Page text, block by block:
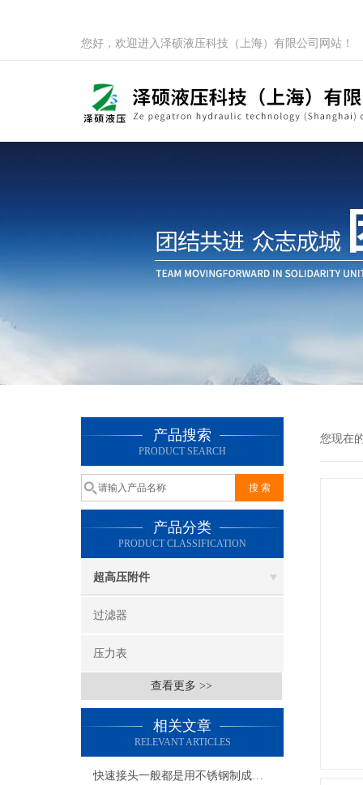
您好，欢迎进入泽硕液压科技（上海）有限公司网站！
产品搜索
PRODUCT SEARCH
产品分类
PRODUCT CLASSIFICATION
超高压附件
过滤器
压力表
查看更多 >>
相关文章
RELEVANT ARTICLES
快速接头一般都是用不锈钢制成，那么该如何清洗维护呢？
您现在